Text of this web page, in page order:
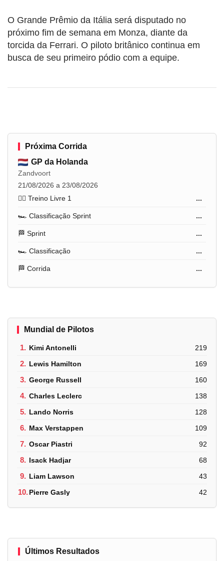
O Grande Prêmio da Itália será disputado no
próximo fim de semana em Monza, diante da
torcida da Ferrari. O piloto britânico continua em
busca de seu primeiro pódio com a equipe.
Próxima Corrida
GP da Holanda
Zandvoort
21/08/2026 a 23/08/2026
🏋️‍♂️ Treino Livre 1
...
🏎️ Classificação Sprint ...
🏁 Sprint ...
🏎️ Classificação ...
🏁 Corrida ...
Mundial de Pilotos
1. Kimi Antonelli 219
2. Lewis Hamilton 169
3. George Russell 160
4. Charles Leclerc 138
5. Lando Norris 128
6. Max Verstappen 109
7. Oscar Piastri 92
8. Isack Hadjar 68
9. Liam Lawson 43
10.Pierre Gasly 42
Últimos Resultados